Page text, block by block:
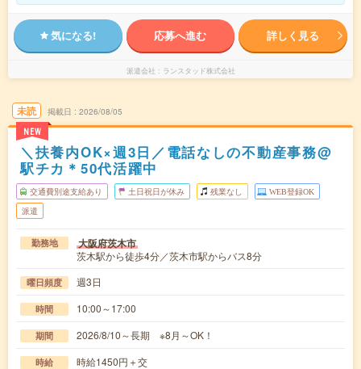
気になる! 応募へ進む 詳しく見る
派遣会社 ランスタッド株式会社
未読
NEW
掲載日 2026/08/05
＼扶養内OK×週3日／電話なしの不動産事務@
駅チカ＊50代活躍中
交通費別途支給あり 土日祝日が休み 残業なし WEB登録OK
派遣
勤務地 大阪府茨木市
茨木駅から徒歩4分／茨木市駅からバス8分
曜日頻度 週3日
時間 10:00～17:00
期間 2026/8/10～長期 ※8月～OK！
時給 時給1450円＋交